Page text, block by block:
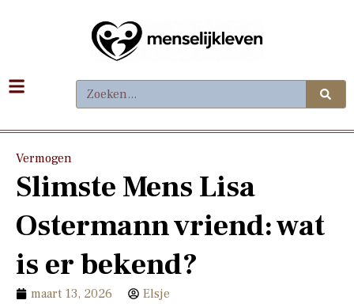
Vermogen
Slimste Mens Lisa
Ostermann vriend: wat
is er bekend?
maart 13, 2026
Elsje